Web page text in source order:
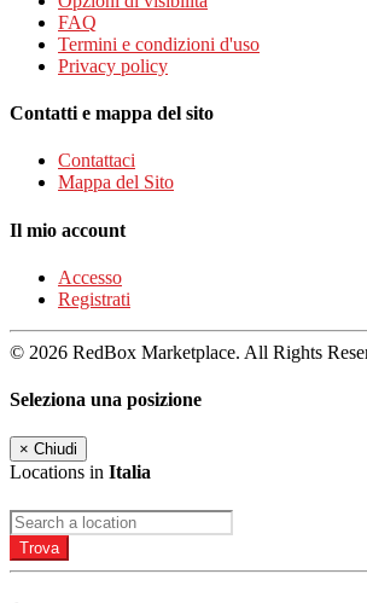
FAQ
Termini e condizioni d'uso
Privacy policy
Contatti e mappa del sito
Contattaci
Mappa del Sito
Il mio account
Accesso
Registrati
© 2026 RedBox Marketplace. All Rights
Seleziona una posizione
× Chiudi
Locations in Italia
Trova